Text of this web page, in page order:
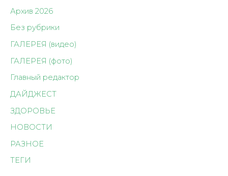
Архив 2026
Без рубрики
ГАЛЕРЕЯ (видео)
ГАЛЕРЕЯ (фото)
Главный редактор
ДАЙДЖЕСТ
ЗДОРОВЬЕ
НОВОСТИ
РАЗНОЕ
ТЕГИ